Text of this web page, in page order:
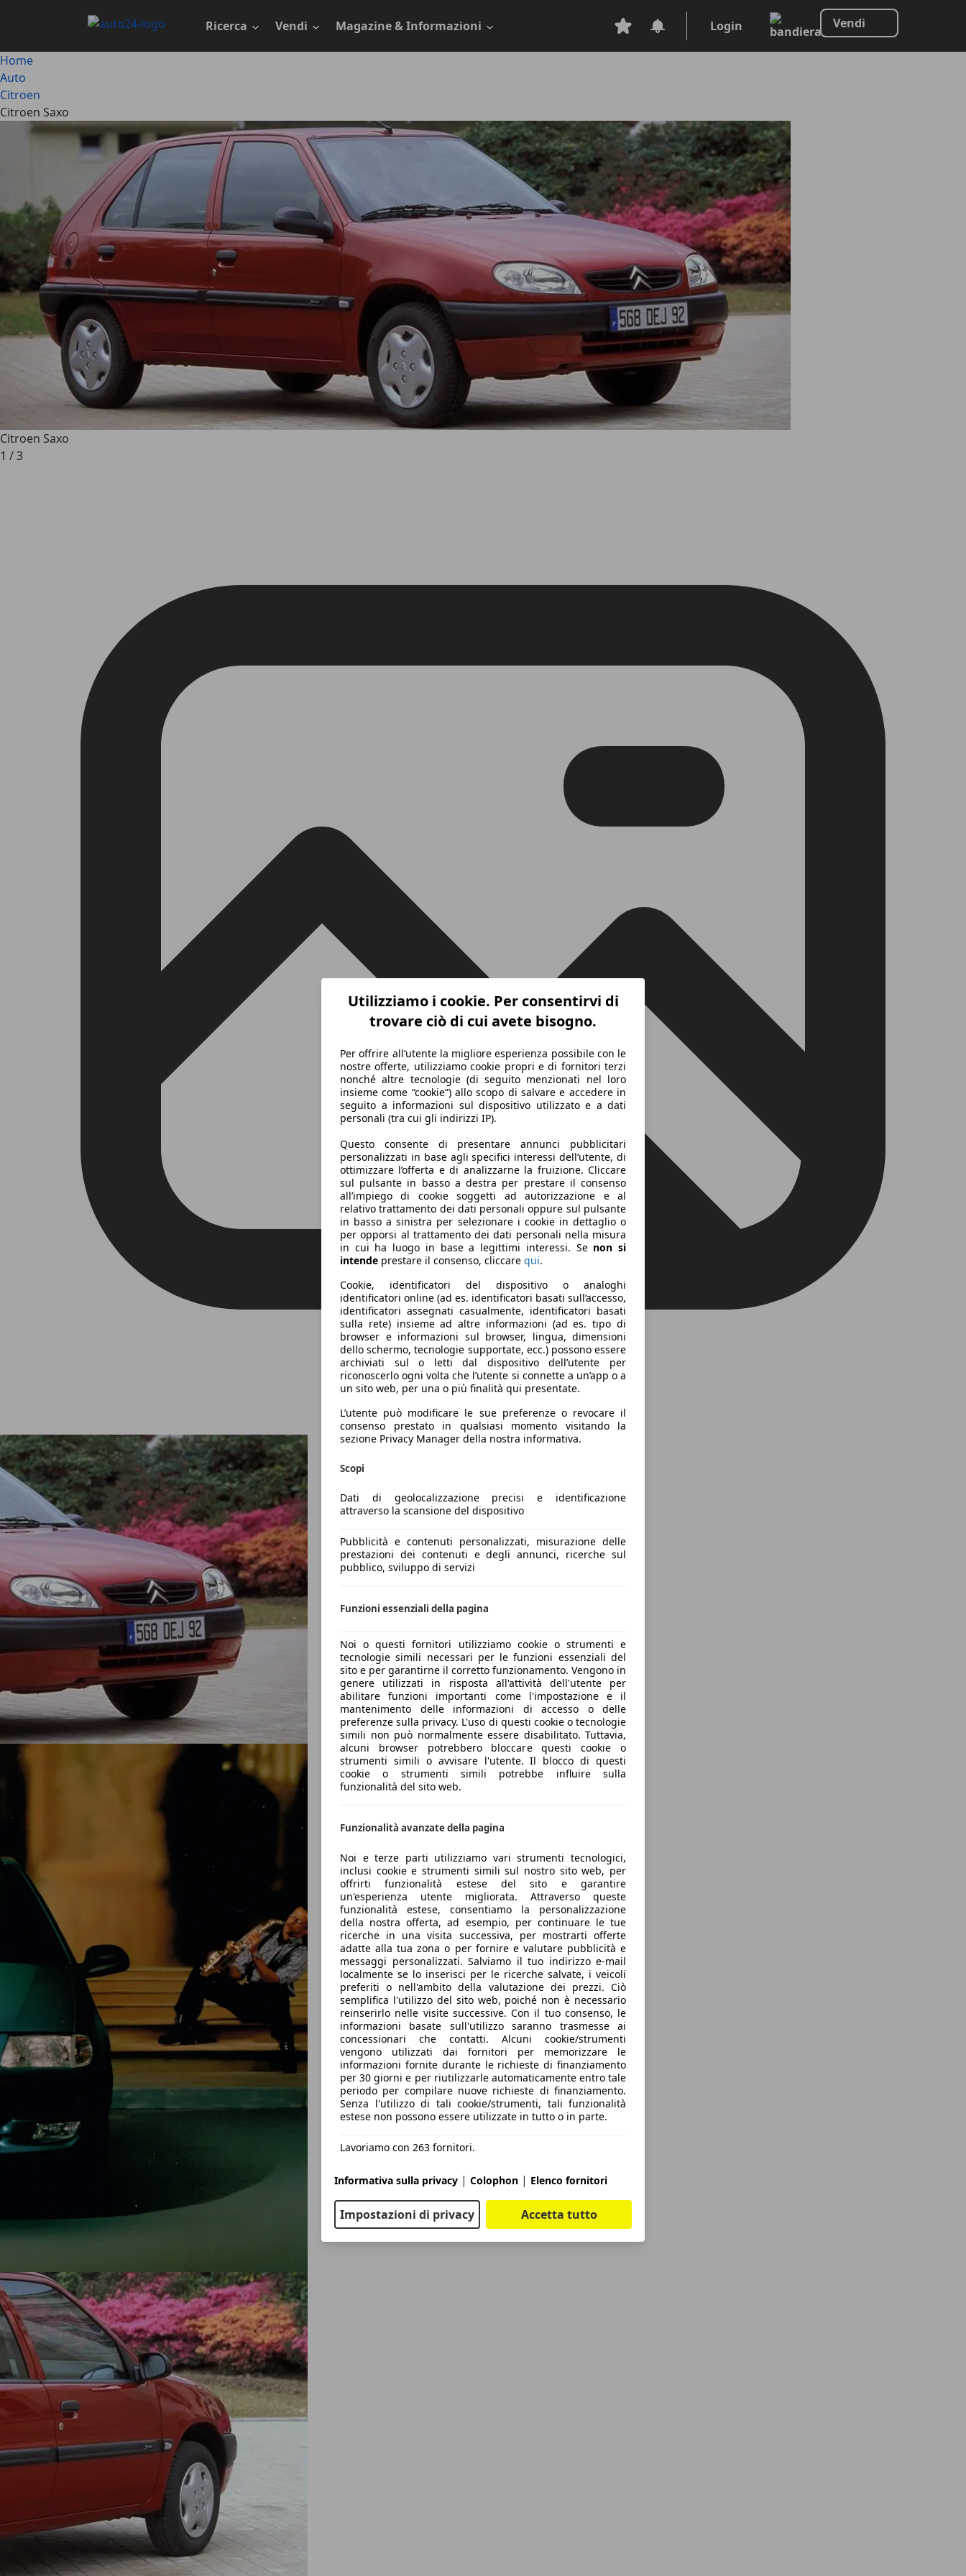
principale
Ricerca Vendi Magazine & Informazioni Login Vendi
Home
Auto
Citroen
Citroen Saxo
Citroen Saxo
1 /3
Utilizziamo i cookie. Per consentirvi di
trovare ciò di cui avete bisogno.
Per offrire all’utente la migliore esperienza possibile con le
nostre offerte, utilizziamo cookie propri e di fornitori terzi
nonché altre tecnologie (di seguito menzionati nel loro
insieme come “cookie”) allo scopo di salvare e accedere in
seguito a informazioni sul dispositivo utilizzato e a dati
personali (tra cui gli indirizzi IP).
Questo consente di presentare annunci pubblicitari
personalizzati in base agli specifici interessi dell’utente, di
ottimizzare l’offerta e di analizzarne la fruizione. Cliccare
sul pulsante in basso a destra per prestare il consenso
all’impiego di cookie soggetti ad autorizzazione e al
relativo trattamento dei dati personali oppure sul pulsante
in basso a sinistra per selezionare i cookie in dettaglio o
per opporsi al trattamento dei dati personali nella misura
in cui ha luogo in base a legittimi interessi. Se non si
intende prestare il consenso, cliccare qui.
Cookie, identificatori del dispositivo o analoghi
identificatori online (ad es. identificatori basati sull’accesso,
identificatori assegnati casualmente, identificatori basati
sulla rete) insieme ad altre informazioni (ad es. tipo di
browser e informazioni sul browser, lingua, dimensioni
dello schermo, tecnologie supportate, ecc.) possono essere
archiviati sul o letti dal dispositivo dell’utente per
riconoscerlo ogni volta che l’utente si connette a un’app o a
un sito web, per una o più finalità qui presentate.
L’utente può modificare le sue preferenze o revocare il
consenso prestato in qualsiasi momento visitando la
sezione Privacy Manager della nostra informativa.
Scopi
Dati di geolocalizzazione precisi e identificazione
attraverso la scansione del dispositivo
Pubblicità e contenuti personalizzati, misurazione delle
prestazioni dei contenuti e degli annunci, ricerche sul
pubblico, sviluppo di servizi
Funzioni essenziali della pagina
Noi o questi fornitori utilizziamo cookie o strumenti e
tecnologie simili necessari per le funzioni essenziali del
sito e per garantirne il corretto funzionamento. Vengono in
genere utilizzati in risposta all'attività dell'utente per
abilitare funzioni importanti come l'impostazione e il
mantenimento delle informazioni di accesso o delle
preferenze sulla privacy. L'uso di questi cookie o tecnologie
simili non può normalmente essere disabilitato. Tuttavia,
alcuni browser potrebbero bloccare questi cookie o
strumenti simili o avvisare l'utente. Il blocco di questi
cookie o strumenti simili potrebbe influire sulla
funzionalità del sito web.
Funzionalità avanzate della pagina
Noi e terze parti utilizziamo vari strumenti tecnologici,
inclusi cookie e strumenti simili sul nostro sito web, per
offrirti funzionalità estese del sito e garantire
un'esperienza utente migliorata. Attraverso queste
funzionalità estese, consentiamo la personalizzazione
della nostra offerta, ad esempio, per continuare le tue
ricerche in una visita successiva, per mostrarti offerte
adatte alla tua zona o per fornire e valutare pubblicità e
messaggi personalizzati. Salviamo il tuo indirizzo e-mail
localmente se lo inserisci per le ricerche salvate, i veicoli
preferiti o nell'ambito della valutazione dei prezzi. Ciò
semplifica l'utilizzo del sito web, poiché non è necessario
reinserirlo nelle visite successive. Con il tuo consenso, le
informazioni basate sull'utilizzo saranno trasmesse ai
concessionari che contatti. Alcuni cookie/strumenti
vengono utilizzati dai fornitori per memorizzare le
informazioni fornite durante le richieste di finanziamento
per 30 giorni e per riutilizzarle automaticamente entro tale
periodo per compilare nuove richieste di finanziamento.
Senza l'utilizzo di tali cookie/strumenti, tali funzionalità
estese non possono essere utilizzate in tutto o in parte.
Lavoriamo con 263 fornitori.
Informativa sulla privacy | Colophon | Elenco fornitori
Impostazioni di privacy Accetta tutto